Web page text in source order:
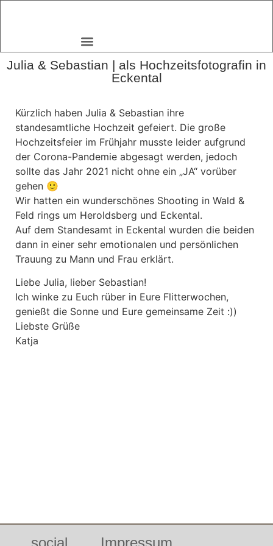
Julia & Sebastian | als Hochzeitsfotografin in
Eckental
Kürzlich haben Julia & Sebastian ihre
standesamtliche Hochzeit gefeiert. Die große
Hochzeitsfeier im Frühjahr musste leider aufgrund
der Corona-Pandemie abgesagt werden, jedoch
sollte das Jahr 2021 nicht ohne ein „JA“ vorüber
gehen 🙂
Wir hatten ein wunderschönes Shooting in Wald &
Feld rings um Heroldsberg und Eckental.
Auf dem Standesamt in Eckental wurden die beiden
dann in einer sehr emotionalen und persönlichen
Trauung zu Mann und Frau erklärt.
Liebe Julia, lieber Sebastian!
Ich winke zu Euch rüber in Eure Flitterwochen,
genießt die Sonne und Eure gemeinsame Zeit :))
Liebste Grüße
Katja
social Impressum